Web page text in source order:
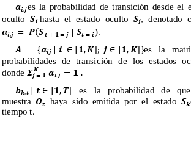
es la probabilidad de transición desde el
oculto
 hasta el estado oculto  , denotado
  󰇛  ).
  󰇝   󰇟󰇠    󰇠󰇞es la
probabilidades de transición de los estados oc
donde 
   
   󰇟 󰇠 es la probabilidad de
muestra  haya sido emitida por el estado 
tiempo t.